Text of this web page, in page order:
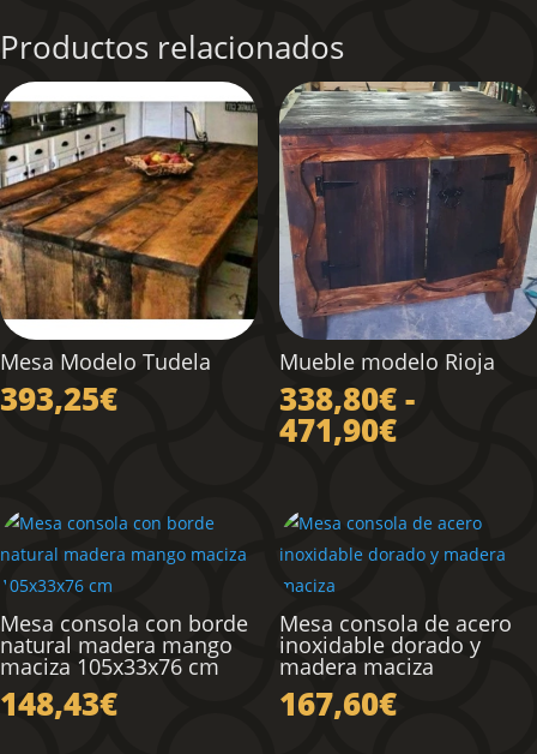
Productos relacionados
Mesa Modelo Tudela
393,25€
Mueble modelo Rioja
338,80€-
471,90€Rango
desde
338,80€
471,90€
Mesa consola con borde
natural madera mango
maciza 105x33x76 cm
148,43€
Mesa consola de acero
inoxidable dorado y
madera maciza
167,60€